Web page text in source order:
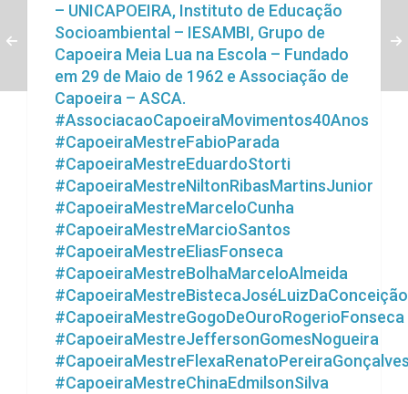
– UNICAPOEIRA, Instituto de Educação
Socioambiental – IESAMBI, Grupo de
Capoeira Meia Lua na Escola – Fundado
em 29 de Maio de 1962 e Associação de
Capoeira – ASCA.
#AssociacaoCapoeiraMovimentos40Anos
#CapoeiraMestreFabioParada
#CapoeiraMestreEduardoStorti
#CapoeiraMestreNiltonRibasMartinsJunior
#CapoeiraMestreMarceloCunha
#CapoeiraMestreMarcioSantos
#CapoeiraMestreEliasFonseca
#CapoeiraMestreBolhaMarceloAlmeida
#CapoeiraMestreGogoDeOuroRogerioFonseca
#CapoeiraMestreJeffersonGomesNogueira
#CapoeiraMestreChinaEdmilsonSilva